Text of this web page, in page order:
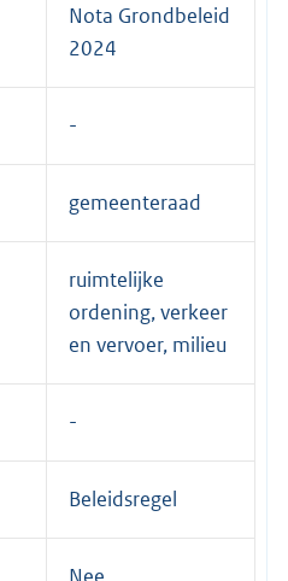
Nota Grondbeleid
2024
gemeenteraad
ruimtelijke
ordening, verkeer
en vervoer, milieu
Beleidsregel